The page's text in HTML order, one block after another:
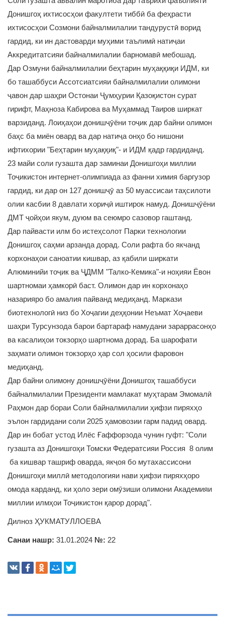
Донишгоҳ ихтисосҳои факултети тиббӣ ба феҳрасти
ихтисосҳои Созмони байналмилалии тандурустӣ ворид
гардид, ки ин дастоварди муҳими таълимӣ натиҷаи
Аккредитатсияи байналмилалии барномавӣ мебошад.
Дар Озмуни байналмилалии беҳтарин муҳаққиқи ИДМ, ки
бо ташаббуси Ассотсиатсияи байналмилалии олимони
ҷавон дар шаҳри Остонаи Ҷумҳурии Қазоқистон сурат
гирифт, Маҳноза Кабирова ва Муҳаммад Таиров ширкат
варзиданд. Лоиҳаҳои донишҷӯёни тоҷик дар байни олимон
баҳс ба миён овард ва дар натиҷа онҳо бо нишони
ифтихории "Беҳтарин муҳаққиқ"- и ИДМ қадр гардиданд.
23 майи соли гузашта дар заминаи Донишгоҳи миллии
Тоҷикистон интернет-олимпиада аз фанни химия баргузор
гардид, ки дар он 127 донишҷӯ аз 50 муассисаи таҳсилоти
олии касбии 8 давлати хориҷӣ иштирок намуд. Донишҷӯёни
ДМТ ҷойҳои якум, дуюм ва сеюмро сазовор гаштанд.
Дар пайвасти илм бо истеҳсолот Парки технологии
Донишгоҳ саҳми арзанда дорад. Соли рафта бо якчанд
корхонаҳои саноатии кишвар, аз қабили ширкати
Алюминийи тоҷик ва ҶДММ "Талко-Кемика"-и ноҳияи Ёвон
шартномаи ҳамкорӣ баст. Олимон дар ин корхонаҳо
назарияро бо амалия пайванд медиҳанд. Маркази
биотехнологӣ низ бо Хоҷагии деҳқонии Неъмат Хоҷаеви
шаҳри Турсунзода барои бартараф намудани зараррасонҳо
ва касалиҳои токзорҳо шартнома дорад. Ба шарофати
заҳмати олимон токзорҳо ҳар сол ҳосили фаровон
медиҳанд.
Дар байни олимону донишҷӯёни Донишгоҳ ташаббуси
байналмилалии Президенти мамлакат муҳтарам Эмомалӣ
Раҳмон дар бораи Соли байналмилалии ҳифзи пиряхҳо
эълон гардидани соли 2025 ҳамовозии гарм падид овард.
Дар ин бобат устод Илёс Ғаффорзода чунин гуфт: "Соли
гузашта аз Донишгоҳи Томски Федератсияи Россия 8 олим
ба кишвар ташриф оварда, якҷоя бо мутахассисони
Донишгоҳи миллӣ методологияи нави ҳифзи пиряхҳоро
омода карданд, ки ҳоло зери омӯзиши олимони Академияи
миллии илмҳои Тоҷикистон қарор дорад".
Дилноз ҲУКМАТУЛЛОЕВА
Санаи нашр: 31.01.2024 №: 22